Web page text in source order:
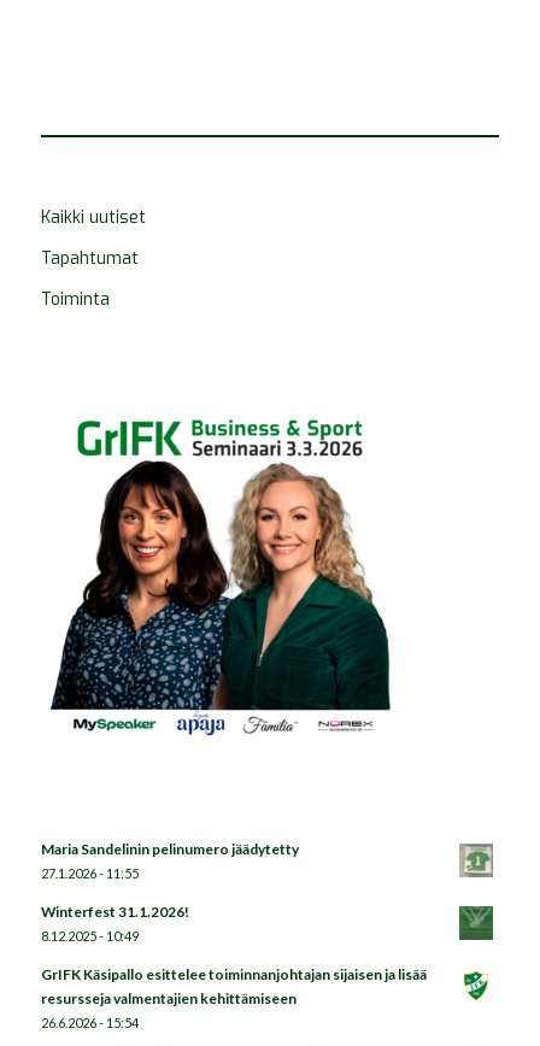
Kaikki uutiset
Tapahtumat
Toiminta
Maria Sandelinin pelinumero jäädytetty
27.1.2026 - 11:55
Winterfest 31.1.2026!
8.12.2025 - 10:49
GrIFK Käsipallo esittelee toiminnanjohtajan sijaisen ja lisää
resursseja valmentajien kehittämiseen
26.6.2026 - 15:54